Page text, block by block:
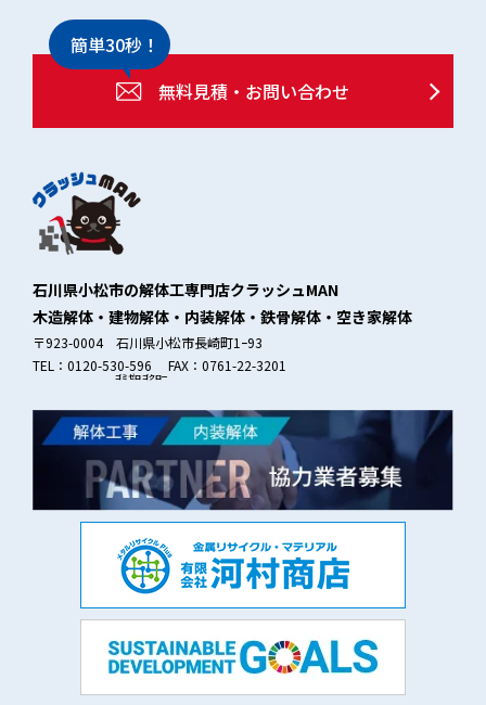
簡単30秒！
無料見積・お問い合わせ
石川県小松市の解体工専門店クラッシュMAN
木造解体・建物解体・内装解体・鉄骨解体・空き家解体
〒923-0004 石川県小松市長崎町1ｰ93
TEL：0120-530-596 FAX：0761-22-3201
ゴミゼロゴクロー